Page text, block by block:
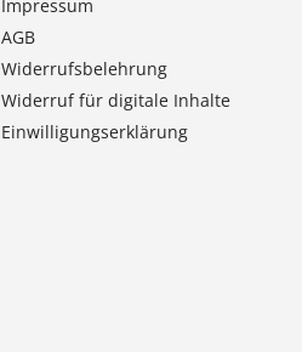
Impressum
AGB
Widerrufsbelehrung
Widerruf für digitale Inhalte
Einwilligungserklärung